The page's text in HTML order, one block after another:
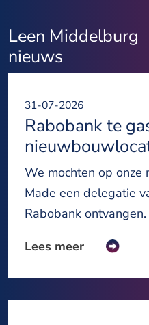
Leen Middelburg
nieuws
31-07-2026
Rabobank te
We mochten op onze
Made een delegatie
Rabobank ontvangen.
Lees meer